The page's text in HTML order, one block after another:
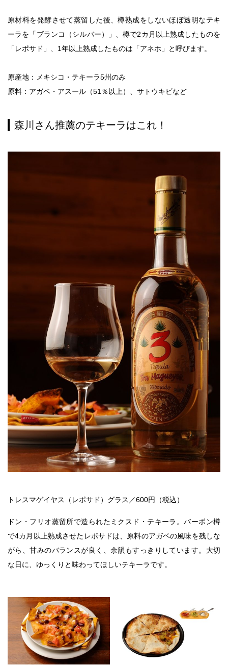
原材料を発酵させて蒸留した後、樽熟成をしないほぼ透明なテキ
ーラを「ブランコ（シルバー）」、樽で2カ月以上熟成したものを
「レポサド」、1年以上熟成したものは「アネホ」と呼びます。
原産地：メキシコ・テキーラ5州のみ
原料：アガベ・アスール（51％以上）、サトウキビなど
森川さん推薦のテキーラはこれ！
トレスマゲイヤス（レポサド）グラス／600円（税込）
ドン・フリオ蒸留所で造られたミクスド・テキーラ。バーボン樽
で4カ月以上熟成させたレポサドは、原料のアガベの風味を残しな
がら、甘みのバランスが良く、余韻もすっきりしています。大切
な日に、ゆっくりと味わってほしいテキーラです。